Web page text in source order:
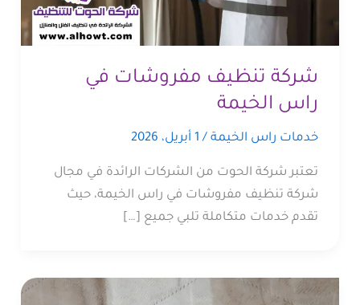
شركة تنظيف مفروشات في
راس الخيمة
خدمات راس الخيمة/ 1 أبريل، 2026
تعتبر شركة الحوت من الشركات الرائدة في مجال
شركة تنظيف مفروشات في راس الخيمة، حيث
تقدم خدمات متكاملة تلبي جميع […]